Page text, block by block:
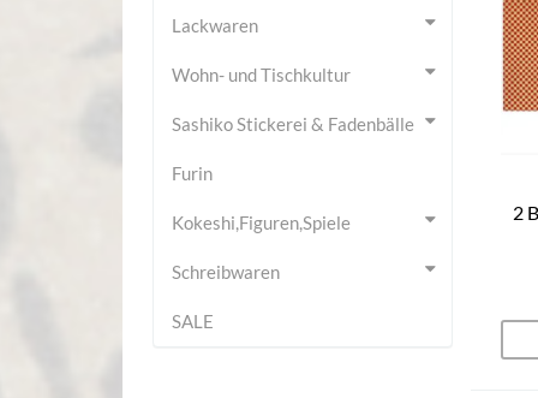
2
Lackwaren
Wohn- und Tischkultur
Sashiko Stickerei & Fadenbälle
Furin
Kokeshi,Figuren,Spiele
Schreibwaren
SALE